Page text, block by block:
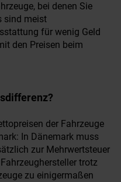
bei denen Sie
sind meist
für wenig Geld
den Preisen beim
der Fahrzeuge
In Dänemark muss
zur Mehrwertsteuer
trotz
zu einigermaßen